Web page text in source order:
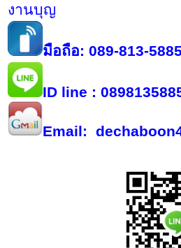
งานบุญ
มือถือ: 089-813-
ID line :
Email: